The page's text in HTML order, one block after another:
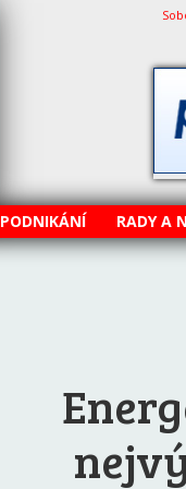
PODNIKÁNÍ RADY A